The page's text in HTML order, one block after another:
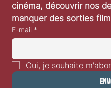
cinéma, découvrir nos
manquer des sorties
E-mail *
Oui, je souhaite